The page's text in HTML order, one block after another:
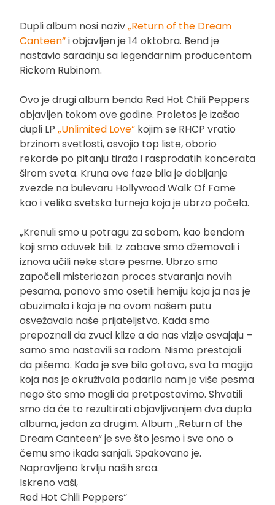
Dupli album nosi naziv„Return of the Dream
Canteen“i objavljen je 14 oktobra. Bend je
nastavio saradnju sa legendarnim producentom
Rickom Rubinom.
Ovo je drugi album benda Red Hot Chili Peppers
objavljen tokom ove godine. Proletos je izašao
dupli LP „Unlimited Love“ kojim se RHCP vratio
brzinom svetlosti, osvojio top liste, oborio
rekorde po pitanju tiraža i rasprodatih koncerata
širom sveta. Kruna ove faze bila je dobijanje
zvezde na bulevaru Hollywood Walk Of Fame
kao i velika svetska turneja koja je ubrzo počela.
„Krenuli smo u potragu za sobom, kao bendom
koji smo oduvek bili. Iz zabave smo džemovali i
iznova učili neke stare pesme. Ubrzo smo
započeli misteriozan proces stvaranja novih
pesama, ponovo smo osetili hemiju koja ja nas je
obuzimala i koja je na ovom našem putu
osvežavala naše prijateljstvo. Kada smo
prepoznali da zvuci klize a da nas vizije osvajaju –
samo smo nastavili sa radom. Nismo prestajali
da pišemo. Kada je sve bilo gotovo, sva ta magija
koja nas je okruživala podarila nam je više pesma
nego što smo mogli da pretpostavimo. Shvatili
smo da će to rezultirati objavljivanjem dva dupla
albuma, jedan za drugim. Album „Return of the
Dream Canteen“ je sve što jesmo i sve ono o
čemu smo ikada sanjali. Spakovano je.
Napravljeno krvlju naših srca.
Iskreno vaši,
Red Hot Chili Peppers“